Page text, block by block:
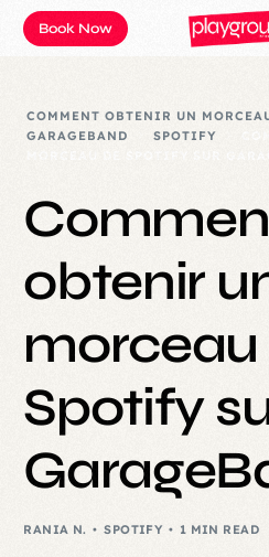
Book Now
COMMENT OBTENIR UN
GARAGEBAND
SPOTIFY
obtenir
morceau
Spotify
RANIA N. SPOTIFY 1 MIN READ